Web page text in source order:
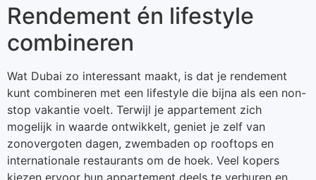
Rendement én lifestyle
combineren
Wat Dubai zo interessant maakt, is dat je rendement
kunt combineren met een lifestyle die bijna als een non-
stop vakantie voelt. Terwijl je appartement zich
mogelijk in waarde ontwikkelt, geniet je zelf van
zonovergoten dagen, zwembaden op rooftops en
internationale restaurants om de hoek. Veel kopers
kiezen ervoor hun appartement deels te verhuren en